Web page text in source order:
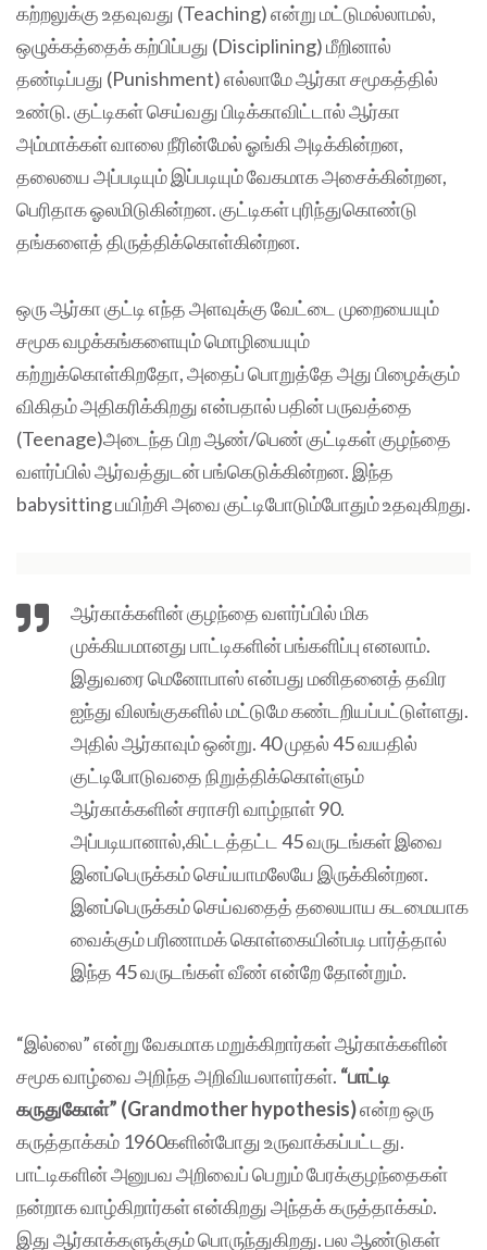
கற்றலுக்கு உதவுவது (Teaching) என்று மட்டுமல்லாமல்,
ஒழுக்கத்தைக் கற்பிப்பது (Disciplining) மீறினால்
தண்டிப்பது (Punishment) எல்லாமே ஆர்கா சமூகத்தில்
உண்டு. குட்டிகள் செய்வது பிடிக்காவிட்டால் ஆர்கா
அம்மாக்கள் வாலை நீரின்மேல் ஓங்கி அடிக்கின்றன,
தலையை அப்படியும் இப்படியும் வேகமாக அசைக்கின்றன,
பெரிதாக ஓலமிடுகின்றன. குட்டிகள் புரிந்துகொண்டு
தங்களைத் திருத்திக்கொள்கின்றன.
ஒரு ஆர்கா குட்டி எந்த அளவுக்கு வேட்டை முறையையும்
சமூக வழக்கங்களையும் மொழியையும்
கற்றுக்கொள்கிறதோ, அதைப் பொறுத்தே அது பிழைக்கும்
விகிதம் அதிகரிக்கிறது என்பதால் பதின் பருவத்தை
(Teenage)அடைந்த பிற ஆண்/பெண் குட்டிகள் குழந்தை
வளர்ப்பில் ஆர்வத்துடன் பங்கெடுக்கின்றன. இந்த
babysitting பயிற்சி அவை குட்டிபோடும்போதும் உதவுகிறது.
ஆர்காக்களின் குழந்தை வளர்ப்பில் மிக
முக்கியமானது பாட்டிகளின் பங்களிப்பு எனலாம்.
இதுவரை மெனோபாஸ் என்பது மனிதனைத் தவிர
ஐந்து விலங்குகளில் மட்டுமே கண்டறியப்பட்டுள்ளது.
அதில் ஆர்காவும் ஒன்று. 40 முதல் 45 வயதில்
குட்டிபோடுவதை நிறுத்திக்கொள்ளும்
ஆர்காக்களின் சராசரி வாழ்நாள் 90.
அப்படியானால்,கிட்டத்தட்ட 45 வருடங்கள் இவை
இனப்பெருக்கம் செய்யாமலேயே இருக்கின்றன.
இனப்பெருக்கம் செய்வதைத் தலையாய கடமையாக
வைக்கும் பரிணாமக் கொள்கையின்படி பார்த்தால்
இந்த 45 வருடங்கள் வீண் என்றே தோன்றும்.
“இல்லை” என்று வேகமாக மறுக்கிறார்கள் ஆர்காக்களின்
சமூக வாழ்வை அறிந்த அறிவியலாளர்கள். “பாட்டி
கருதுகோள்” (Grandmother hypothesis)என்ற ஒரு
கருத்தாக்கம் 1960களின்போது உருவாக்கப்பட்டது.
பாட்டிகளின் அனுபவ அறிவைப் பெறும் பேரக்குழந்தைகள்
நன்றாக வாழ்கிறார்கள் என்கிறது அந்தக் கருத்தாக்கம்.
இது ஆர்காக்களுக்கும் பொருந்துகிறது. பல ஆண்டுகள்